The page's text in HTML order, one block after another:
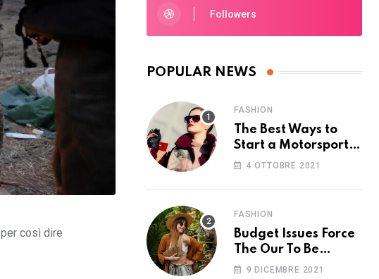
così dire
Followers
POPULAR NEWS
FASHION
The Best Ways to
Start a Motorsport
Rider Career
4 OTTOBRE 2021
FASHION
Budget Issues Force
The Our To Be
Cancelled
9 DICEMBRE 2021